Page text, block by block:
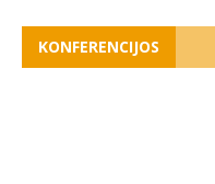
KONFERENCIJOS